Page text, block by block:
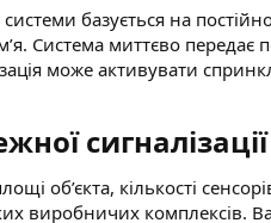
системи базується на
Система миттєво передає
може активувати
об’єкта, кількості
виробничих комплексів.